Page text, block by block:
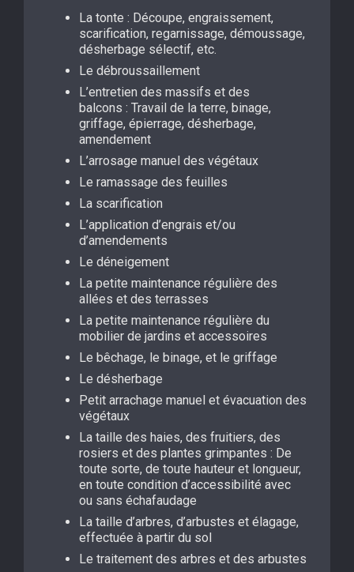
La tonte : Découpe, engraissement,
scarification, regarnissage, démoussage,
désherbage sélectif, etc.
Le débroussaillement
L’entretien des massifs et des
balcons : Travail de la terre, binage,
griffage, épierrage, désherbage,
amendement
L’arrosage manuel des végétaux
Le ramassage des feuilles
La scarification
L’application d’engrais et/ou
d’amendements
Le déneigement
La petite maintenance régulière des
allées et des terrasses
La petite maintenance régulière du
mobilier de jardins et accessoires
Le bêchage, le binage, et le griffage
Le désherbage
Petit arrachage manuel et évacuation des
végétaux
La taille des haies, des fruitiers, des
rosiers et des plantes grimpantes : De
toute sorte, de toute hauteur et longueur,
en toute condition d’accessibilité avec
ou sans échafaudage
La taille d’arbres, d’arbustes et élagage,
effectuée à partir du sol
Le traitement des arbres et des arbustes